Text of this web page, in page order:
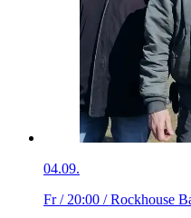
04.09.
Fr / 20:00 / Rockhouse